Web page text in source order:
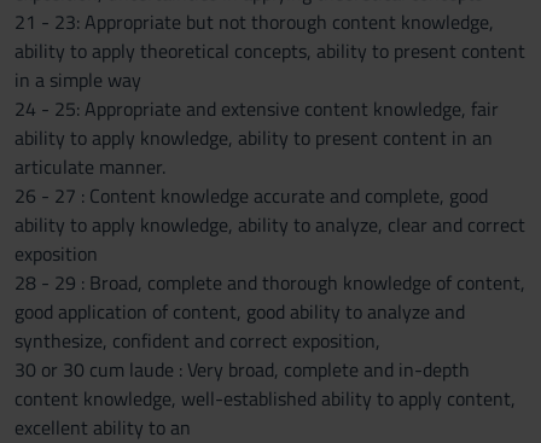
21 - 23: Appropriate but not thorough content knowledge,
ability to apply theoretical concepts, ability to present content
in a simple way
24 - 25: Appropriate and extensive content knowledge, fair
ability to apply knowledge, ability to present content in an
articulate manner.
26 - 27 : Content knowledge accurate and complete, good
ability to apply knowledge, ability to analyze, clear and correct
exposition
28 - 29 : Broad, complete and thorough knowledge of content,
good application of content, good ability to analyze and
synthesize, confident and correct exposition,
30 or 30 cum laude : Very broad, complete and in-depth
content knowledge, well-established ability to apply content,
excellent ability to an